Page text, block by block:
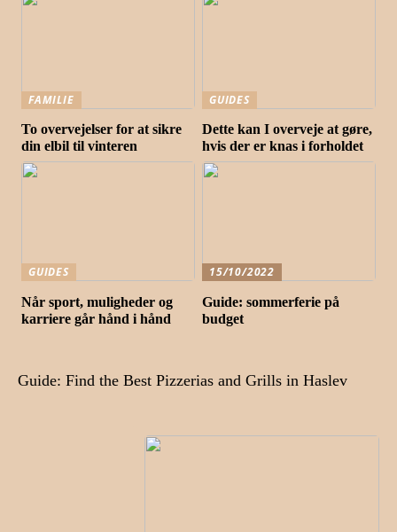
FAMILIE
To overvejelser for at sikre
din elbil til vinteren
GUIDES
Dette kan I overveje at gøre,
hvis der er knas i forholdet
GUIDES
Når sport, muligheder og
karriere går hånd i hånd
15/10/2022
Guide: sommerferie på
budget
Guide: Find the Best Pizzerias and Grills in Haslev